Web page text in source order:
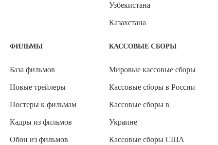
Узбекистана
Казахстана
ФИЛЬМЫ
База фильмов
Новые трейлеры
Постеры к фильмам
Кадры из фильмов
Обои из фильмов
КАССОВЫЕ СБОРЫ
Мировые кассовые сборы
Кассовые сборы в России
Кассовые сборы в
Украине
Кассовые сборы США